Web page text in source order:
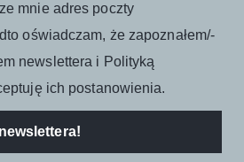
mnie adres poczty
oświadczam, że zapoznałem/-
newslettera i Polityką
ich postanowienia.